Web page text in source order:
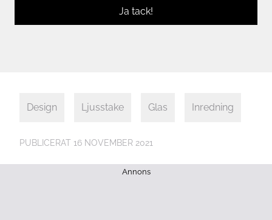
Ja tack!
Design Ljusstake Glas Inredning
PUBLICERAT 16 NOVEMBER 2021
Annons